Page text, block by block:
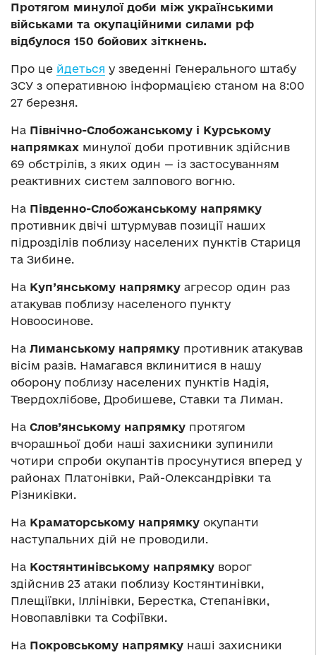
Протягом минулої доби між українськими
військами та окупаційними силами рф
відбулося 150 бойових зіткнень.
Про це йдеться у зведенні Генерального штабу
ЗСУ з оперативною інформацією станом на 8:00
27 березня.
На Північно-Слобожанському і Курському
напрямках минулої доби противник здійснив
69 обстрілів, з яких один — із застосуванням
реактивних систем залпового вогню.
На Південно-Слобожанському напрямку
противник двічі штурмував позиції наших
підрозділів поблизу населених пунктів Стариця
та Зибине.
На Куп’янському напрямку агресор один раз
атакував поблизу населеного пункту
Новоосинове.
На Лиманському напрямку противник атакував
вісім разів. Намагався вклинитися в нашу
оборону поблизу населених пунктів Надія,
Твердохлібове, Дробишеве, Ставки та Лиман.
На Слов’янському напрямку протягом
вчорашньої доби наші захисники зупинили
чотири спроби окупантів просунутися вперед у
районах Платонівки, Рай-Олександрівки та
Різниківки.
На Краматорському напрямку окупанти
наступальних дій не проводили.
На Костянтинівському напрямку ворог
здійснив 23 атаки поблизу Костянтинівки,
Плещіївки, Іллінівки, Берестка, Степанівки,
Новопавлівки та Софіївки.
На Покровському напрямку наші захисники